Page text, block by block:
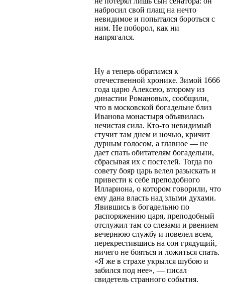
набросил свой плащ на нечто
невидимое и попытался бороться с
ним. Не поборол, как ни
напрягался.
Ну а теперь обратимся к
отечественной хронике. Зимой 1666
года царю Алексею, второму из
династии Романовых, сообщили,
что в московской богадельне близ
Иванова монастыря объявилась
нечистая сила. Кто-то невидимый
стучит там днем и ночью, кричит
дурным голосом, а главное — не
дает спать обитателям богадельни,
сбрасывая их с постелей. Тогда по
совету бояр царь велел разыскать и
привести к себе преподобного
Иллариона, о котором говорили, что
ему дана власть над злыми духами.
Явившись в богадельню по
распоряжению царя, преподобный
отслужил там со слезами и рвением
вечернюю службу и повелел всем,
перекрестившись на сон грядущий,
ничего не бояться и ложиться спать.
«Я же в страхе укрылся шубою и
забился под нее», — писал
свидетель странного события.